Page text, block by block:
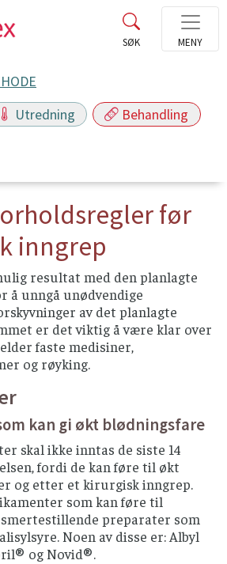
Utredning Behandling
før
inngrep
resultat med den planlagte
å unngå unødvendige
av det planlagte
er det viktig å være klar over
faste medisiner,
og røyking.
kan gi økt blødningsfare
skal ikke inntas de siste 14
fordi de kan føre til økt
og etter et kirurgisk inngrep.
som kan føre til
preparater som
Noen av disse er: Albyl
og Novid®.